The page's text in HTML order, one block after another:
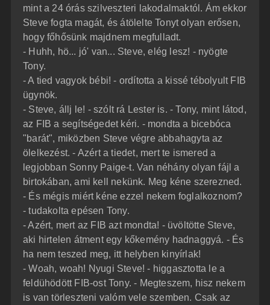
mint a 24 órás szilveszteri lakodalmaktól. Ám ekkor
Steve fogta magát, és átölelte Tonyt olyan erősen,
hogy főhősünk majdnem megfulladt.
- Huhh, hö... jó' van... Steve, elég lesz! - nyögte
Tony.
- A tied vagyok bébi! - ordította a kissé tébolyult FIB
ügynök.
- Steve, állj le! - szólt rá Lester is. - Tony, mint látod,
az FIB a segítségedet kéri. - mondta a bicebóca
"barát", miközben Steve végre abbahagyta az
ölelkezést. - Azért a tiedet, mert te ismered a
legjobban Sonny Paige-t. Van néhány olyan fájl a
birtokában, ami kell nekünk. Meg kéne szerezned.
- És mégis miért kéne ezzel nekem foglalkoznom?
- tudakolta epésen Tony.
- Azért, mert az FIB azt mondta! - üvöltötte Steve,
aki hirtelen átment egy kőkemény hadnaggyá. - És
ha nem teszed meg, itt helyben kinyírlak!
- Woah, woah! Nyugi Steve! - higgasztotta le a
feldühödött FIB-ost Tony. - Megteszem, hisz nekem
is van törleszteni valóm vele szemben. Csak az